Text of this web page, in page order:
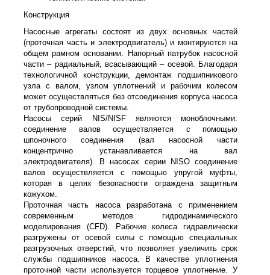
Конструкция
Насосные агрегаты состоят из двух основных частей
(проточная часть и электродвигатель) и монтируются на
общем рамном основании. Напорный патрубок насосной
части – радиальный, всасывающий – осевой. Благодаря
технологичной конструкции, демонтаж подшипникового
узла с валом, узлом уплотнений и рабочим колесом
может осуществляться без отсоединения корпуса насоса
от трубопроводной системы.
Насосы серий NIS/NISF являются моноблочными:
соединение валов осуществляется с помощью
шпоночного соединения (вал насосной части
концентрично устанавливается на вал
электродвигателя). В насосах серии NISO соединение
валов осуществляется с помощью упругой муфты,
которая в целях безопасности ограждена защитным
кожухом.
Проточная часть насоса разработана с применением
современным методов гидродинамического
моделирования (CFD). Рабочие колеса гидравлически
разгружены от осевой силы с помощью специальных
разгрузочных отверстий, что позволяет увеличить срок
службы подшипников насоса. В качестве уплотнения
проточной части используется торцевое уплотнение. У